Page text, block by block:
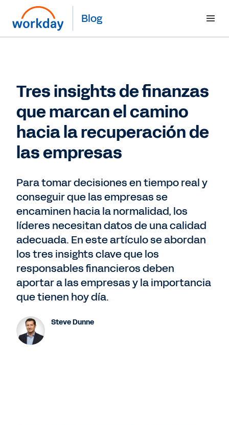
Blog
Tres insights de finanzas
que marcan el camino
hacia la recuperación de
las empresas
Para tomar decisiones en tiempo real y
conseguir que las empresas se
encaminen hacia la normalidad, los
líderes necesitan datos de una calidad
adecuada. En este artículo se abordan
los tres insights clave que los
responsables financieros deben
aportar a las empresas y la importancia
que tienen hoy día.
Steve Dunne